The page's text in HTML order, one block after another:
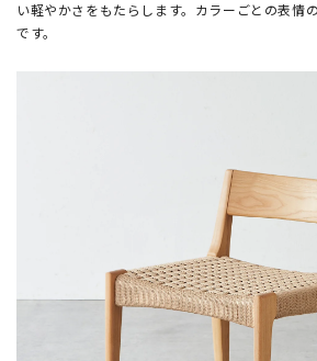
い軽やかさをもたらします。カラーごとの表情
です。